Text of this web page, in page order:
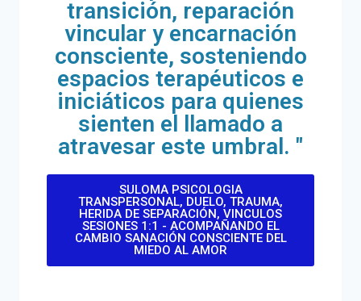
transición, reparación
vincular y encarnación
consciente, sosteniendo
espacios terapéuticos e
iniciáticos para quienes
sienten el llamado a
atravesar este umbral. "
SULOMA PSICOLOGIA
TRANSPERSONAL, DUELO, TRAUMA,
HERIDA DE SEPARACIÓN, VINCULOS
SESIONES 1:1 - ACOMPAÑANDO EL
CAMBIO SANACIÓN CONSCIENTE DEL
MIEDO AL AMOR